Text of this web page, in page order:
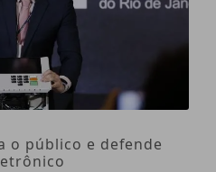
o público e defende